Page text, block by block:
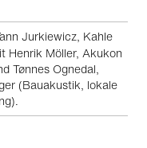
Jurkiewicz, Kahle
Henrik Möller, Akukon
Tønnes Ognedal,
(Bauakustik, lokale